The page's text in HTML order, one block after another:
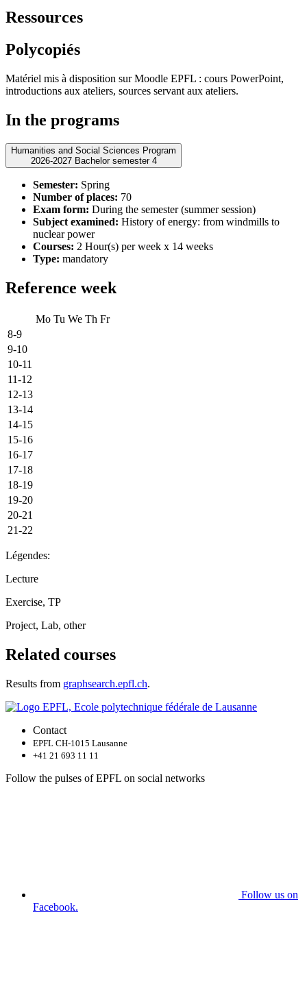
Ressources
Polycopiés
Matériel mis à disposition sur Moodle EPFL : cours PowerPoint,
introductions aux ateliers, sources servant aux ateliers.
In the programs
Humanities and Social Sciences Program
2026-2027 Bachelor semester 4
Semester: Spring
Number of places: 70
Exam form: During the semester (summer session)
Subject examined: History of energy: from windmills to
nuclear power
Courses: 2 Hour(s) per week x 14 weeks
Type: mandatory
Reference week
Mo Tu We Th Fr
8-9
9-10
10-11
11-12
12-13
13-14
14-15
15-16
16-17
17-18
18-19
19-20
20-21
21-22
Légendes:
Lecture
Exercise, TP
Project, Lab, other
Related courses
Results from graphsearch.epfl.ch.
Contact
EPFL CH-1015 Lausanne
+41 21 693 11 11
Follow the pulses of EPFL on social networks
Follow us on
Facebook.